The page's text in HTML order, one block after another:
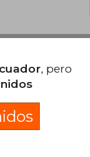
el libro
, pero